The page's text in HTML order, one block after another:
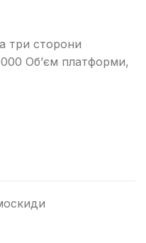
три сторони
Об’єм платформи,